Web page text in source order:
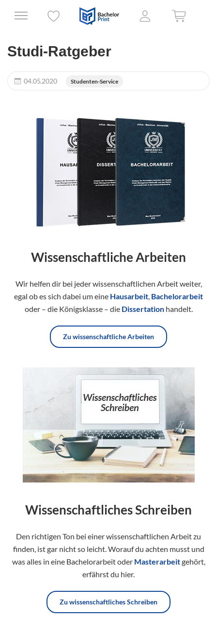
Studi-Ratgeber
04.05.2020 Studenten-Service
Wissenschaftliche Arbeiten
Wir helfen dir bei jeder wissenschaftlichen Arbeit weiter,
egal ob es sich dabei um eine Hausarbeit, Bachelorarbeit
oder – die Königsklasse – die Dissertationhandelt.
Zu wissenschaftliche Arbeiten
Wissenschaftliches Schreiben
Den richtigen Ton bei einer wissenschaftlichen Arbeit zu
finden, ist gar nicht so leicht. Worauf du achten musst und
was alles in eine Bachelorarbeit oder Masterarbeitgehört,
erfährst du hier.
Zu wissenschaftliches Schreiben